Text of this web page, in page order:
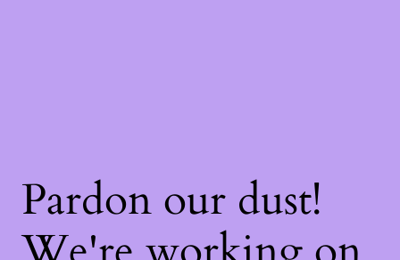
Pardon our dust!